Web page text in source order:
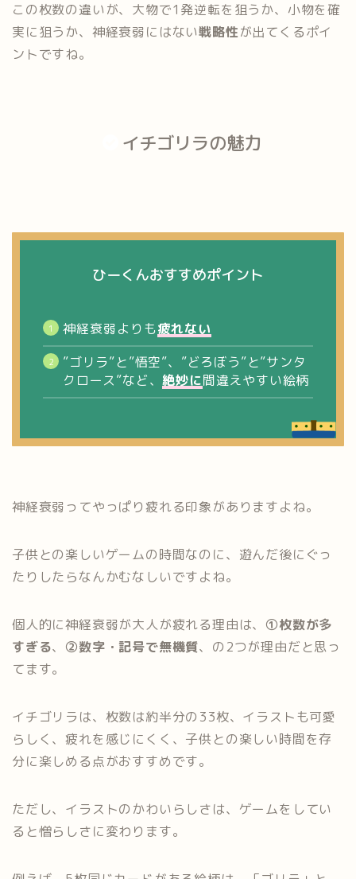
この枚数の違いが、大物で1発逆転を狙うか、小物を確
実に狙うか、神経衰弱にはない戦略性が出てくるポイ
ントですね。
イチゴリラの魅力
ひーくんおすすめポイント
神経衰弱よりも疲れない
”ゴリラ”と”悟空”、”どろぼう”と”サンタ
クロース”など、絶妙に間違えやすい絵柄
神経衰弱ってやっぱり疲れる印象がありますよね。
子供との楽しいゲームの時間なのに、遊んだ後にぐっ
たりしたらなんかむなしいですよね。
個人的に神経衰弱が大人が疲れる理由は、 ①枚数が多
すぎる、 ②数字・記号で無機質、の2つが理由だと思っ
てます。
イチゴリラは、枚数は約半分の33枚、イラストも可愛
らしく、疲れを感じにくく、子供との楽しい時間を存
分に楽しめる点がおすすめです。
ただし、イラストのかわいらしさは、ゲームをしてい
ると憎らしさに変わります。